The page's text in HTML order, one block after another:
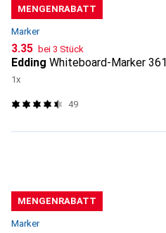
MENGENRABATT
Marker
CHF
3.35 bei 3 Stück
Edding Whiteboard-Marker 361
1x
49
MENGENRABATT
Marker